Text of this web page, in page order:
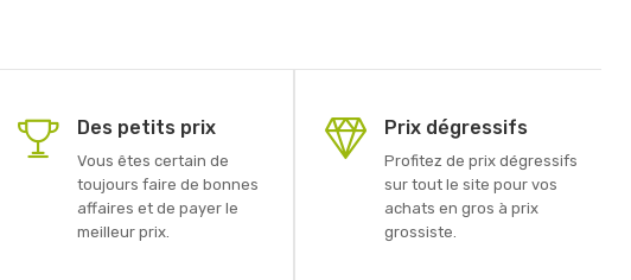
Des petits prix
Vous êtes certain de
toujours faire de bonnes
affaires et de payer le
meilleur prix.
Prix dégressifs
Profitez de prix dégressifs
sur tout le site pour vos
achats en gros à prix
grossiste.